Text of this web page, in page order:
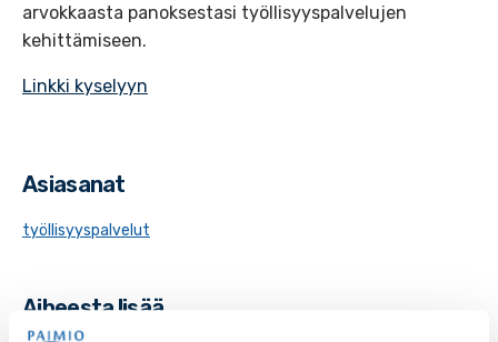
arvokkaasta panoksestasi työllisyyspalvelujen
kehittämiseen.
Linkki kyselyyn
Asiasanat
työllisyyspalvelut
Aiheesta lisää